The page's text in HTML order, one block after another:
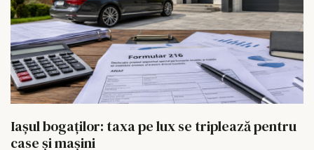
Iașul bogaților: taxa pe lux se triplează pentru
case și mașini